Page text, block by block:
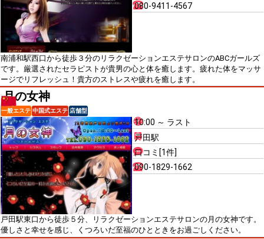
080-9411-4567
南浦和駅西口から徒歩３分のリラクゼーションエステサロンのABCガールズ
です。厳選されたセラピストが貴男の心と体を癒します。疲れた体をマッサ
ージでリフレッシュ！貴方のストレスや疲れを癒します。
月の女神
一般エステ 中国式エステ 店舗型
10:00 ～ ラスト
戸田駅
口コミ[1件]
090-1829-1662
戸田駅東口から徒歩５分、リラクゼーションエステサロンの月の女神です。
優しさと幸せを感じ、くつろいだ至福のひとときをお過ごしください。